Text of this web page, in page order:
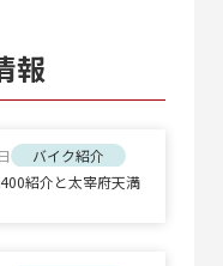
報
バイク紹介
紹介と太宰府天満